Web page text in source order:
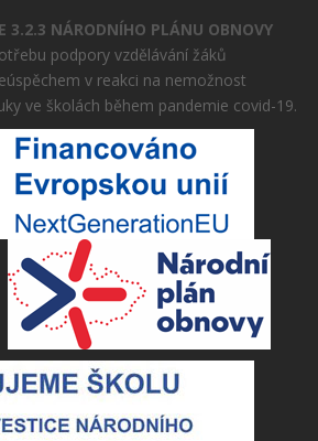
3.2.3 NÁRODNÍHO PLÁNU OBNOVY
podpory vzdělávání žáků
v reakci na nemožnost
ve školách během pandemie covid-19.